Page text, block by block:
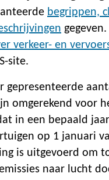
begrippen,
gegeven.
verkeer- en
site.
gepresenteerde
omgerekend voor
in een bepaald
op 1 januari
is uitgevoerd om
naar lucht